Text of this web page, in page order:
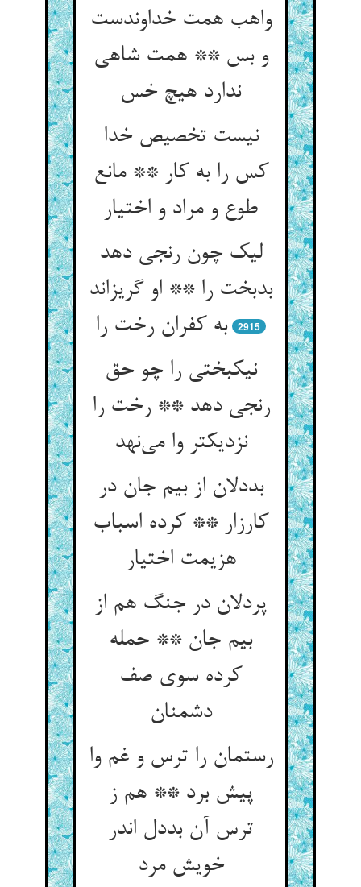
واهب همت خداوندست
و بس ** همت شاهی
ندارد هیچ خس
نیست تخصیص خدا
کس را به کار ** مانع
طوع و مراد و اختیار
لیک چون رنجی دهد
بدبخت را ** او گریزاند
به کفران رخت را
2915
نیکبختی را چو حق
رنجی دهد ** رخت را
نزدیکتر وا می‌نهد
بددلان از بیم جان در
کارزار ** کرده اسباب
هزیمت اختیار
پردلان در جنگ هم از
بیم جان ** حمله
کرده سوی صف
دشمنان
رستمان را ترس و غم وا
پیش برد ** هم ز
ترس آن بددل اندر
خویش مرد